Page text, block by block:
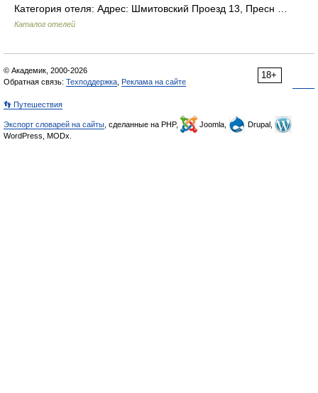
Категория отеля: Адрес: Шмитовский Проезд 13, Пресн …
Каталог отелей
18+
© Академик, 2000-2026
Обратная связь: Техподдержка Реклама на сайте
👣 Путешествия
Экспорт словарей на сайты , сделанные на PHP, Joomla,
Drupal,
WordPress, MODx.